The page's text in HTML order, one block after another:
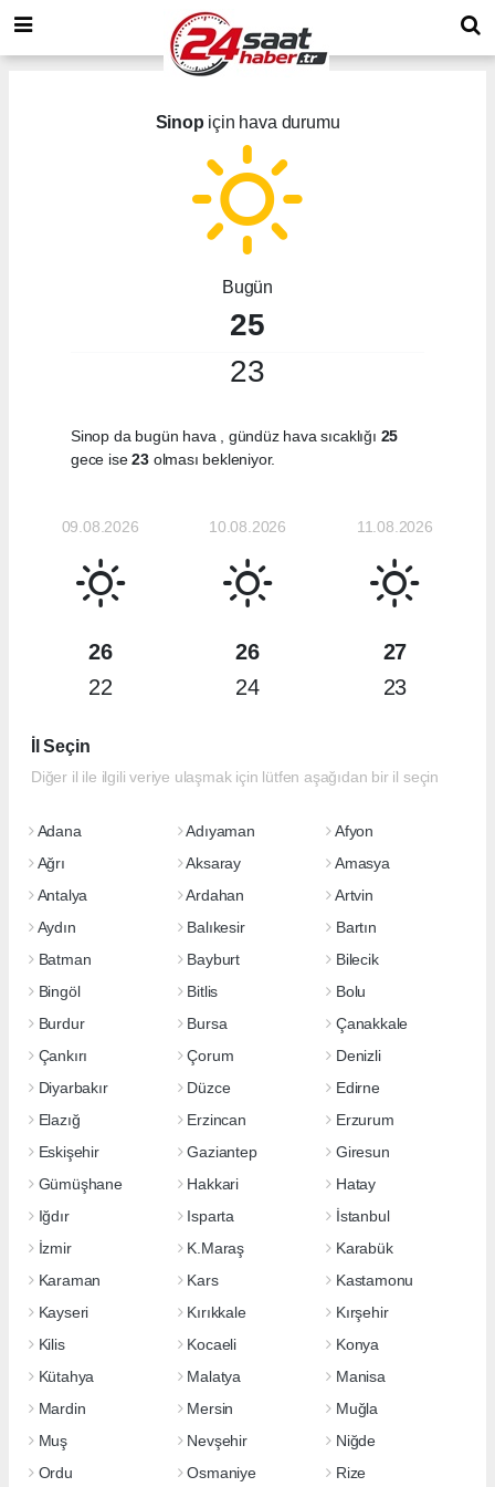
Sinop için hava durumu
Bugün
25
23
Sinop da bugün hava , gündüz hava sıcaklığı 25
gece ise23olması bekleniyor.
09.08.2026
26
22
10.08.2026
26
24
11.08.2026
27
23
İl Seçin
Diğer il ile ilgili veriye ulaşmak için lütfen aşağıdan bir il seçin
Adana Adıyaman
Afyon
Ağrı
Aksaray
Amasya
Antalya
Ardahan
Artvin
Aydın
Balıkesir
Bartın
Batman
Bayburt
Bilecik
Bingöl
Bitlis
Bolu
Burdur
Bursa
Çanakkale
Çankırı
Çorum
Denizli
Diyarbakır
Düzce
Edirne
Elazığ
Erzincan
Erzurum
Eskişehir
Gaziantep
Giresun
Gümüşhane
Hakkari
Hatay
Iğdır
Isparta
İstanbul
İzmir
K.Maraş
Karabük
Karaman
Kars
Kastamonu
Kayseri
Kırıkkale
Kırşehir
Kilis
Kocaeli
Konya
Kütahya
Malatya
Manisa
Mardin
Mersin
Muğla
Muş
Nevşehir
Niğde
Ordu
Osmaniye Rize